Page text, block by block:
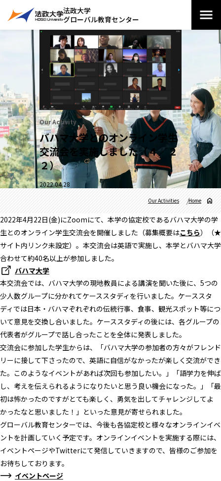
法政大学
グローバル教育センター
Our Activity
バハマ大学とのオンライン学生
交流会を実施しました（４／２
２）
2022.04.28
Home
Our Activities
2022年4月22日(金)にZoomにて、本学の協定校であるバハマ大学の学
生とのオンライン学生交流会を開催しました（募集概要はこちら）（★
サイト内リンク未設定）。本交流会は英語で実施し、本学とバハマ大学
合わせて約40名以上が参加しました。
バハマ大学
本交流会では、バハマ大学の現地教員による講演を聞いた後に、5つの
少人数グループに分かれてケーススタディを行いました。ケーススタ
ディでは日本・バハマぞれぞれの伝統行事、食事、観光スポット等につ
いて意見を交換し合いました。ケーススタディの後には、各グループの
代表者がグループで話し合ったことを全体に発表しました。
交流会に参加した学生からは、「バハマ大学の参加者の方々がフレンド
リーに接して下さったので、英語に自信がなかったが楽しく交流ができ
た。このようなイベントがあれば次回も参加したい。」「語学力を伸ば
し、考えを伝えられるようになりたいと思う良い機会になった。」「最
初は怖かったのですがとても楽しく、勇気を出してチャレンジしてよ
かったなと思いました！」といった意見が寄せられました。
グローバル教育センターでは、今後も各協定校と様々なオンラインイベ
ントを計画していく予定です。オンラインイベントを実施する際には、
イベントページやTwitterにて発信していきますので、皆様のご参加を
お待ちしております。
イベントページ